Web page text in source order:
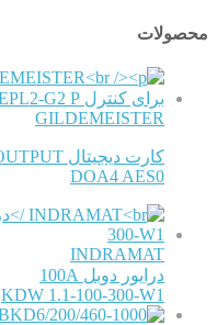
محصولات
GILDEMEISTER
کارت دیجیتال OUTPUT برای کنترل EPL2-G2 Pمدل
DOA4 AES0
INDRAMAT
درایور دوبل 100A
KDW 1.1-100-300-W1